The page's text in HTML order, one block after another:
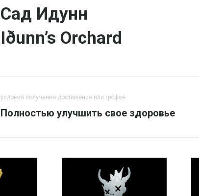
Сад Идунн
Iðunn’s Orchard
условия получения достижения или трофея
Полностью улучшить свое здоровье